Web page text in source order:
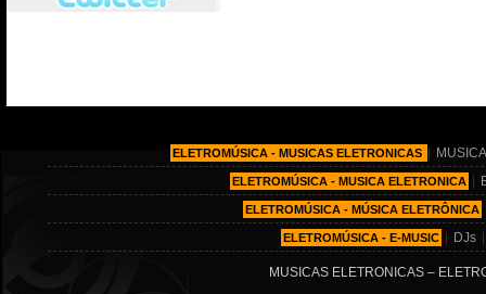
ELETROMÚSICA - MUSICAS ELETRONICAS
ELETROMÚSICA - MUSICA ELETRONICA
ELETROMÚSICA - MÚSICA ELETRÔNICA
ELETROMÚSICA - E-MUSIC DJs
MUSICAS ELETRONICAS –